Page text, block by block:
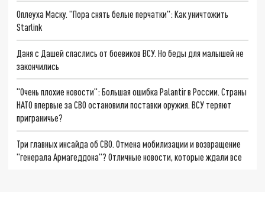
Оплеуха Маску. "Пора снять белые перчатки": Как уничтожить
Starlink
Даня с Дашей спаслись от боевиков ВСУ. Но беды для малышей не
закончились
"Очень плохие новости": Большая ошибка Palantir в России. Страны
НАТО впервые за СВО остановили поставки оружия. ВСУ теряют
приграничье?
Три главных инсайда об СВО. Отмена мобилизации и возвращение
"генерала Армагеддона"? Отличные новости, которые ждали все